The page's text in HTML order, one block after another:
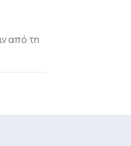
από τη